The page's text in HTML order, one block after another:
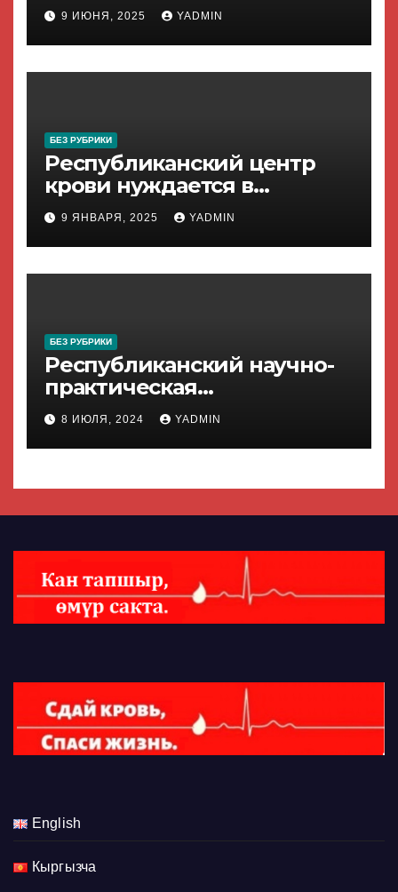
9 ИЮНЯ, 2025 YADMIN
БЕЗ РУБРИКИ
Республиканский центр
крови нуждается в
поддержке населения!
9 ЯНВАРЯ, 2025 YADMIN
БЕЗ РУБРИКИ
Республиканский научно-
практическая
конференция
8 ИЮЛЯ, 2024 YADMIN
English
Кыргызча